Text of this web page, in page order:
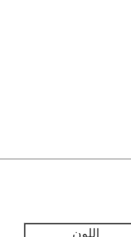
اللون